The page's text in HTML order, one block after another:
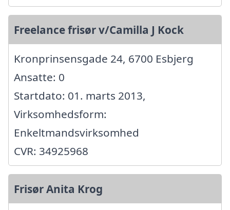
Freelance frisør v/Camilla J Kock
Kronprinsensgade 24, 6700 Esbjerg
Ansatte: 0
Startdato: 01. marts 2013,
Virksomhedsform:
Enkeltmandsvirksomhed
CVR: 34925968
Frisør Anita Krog